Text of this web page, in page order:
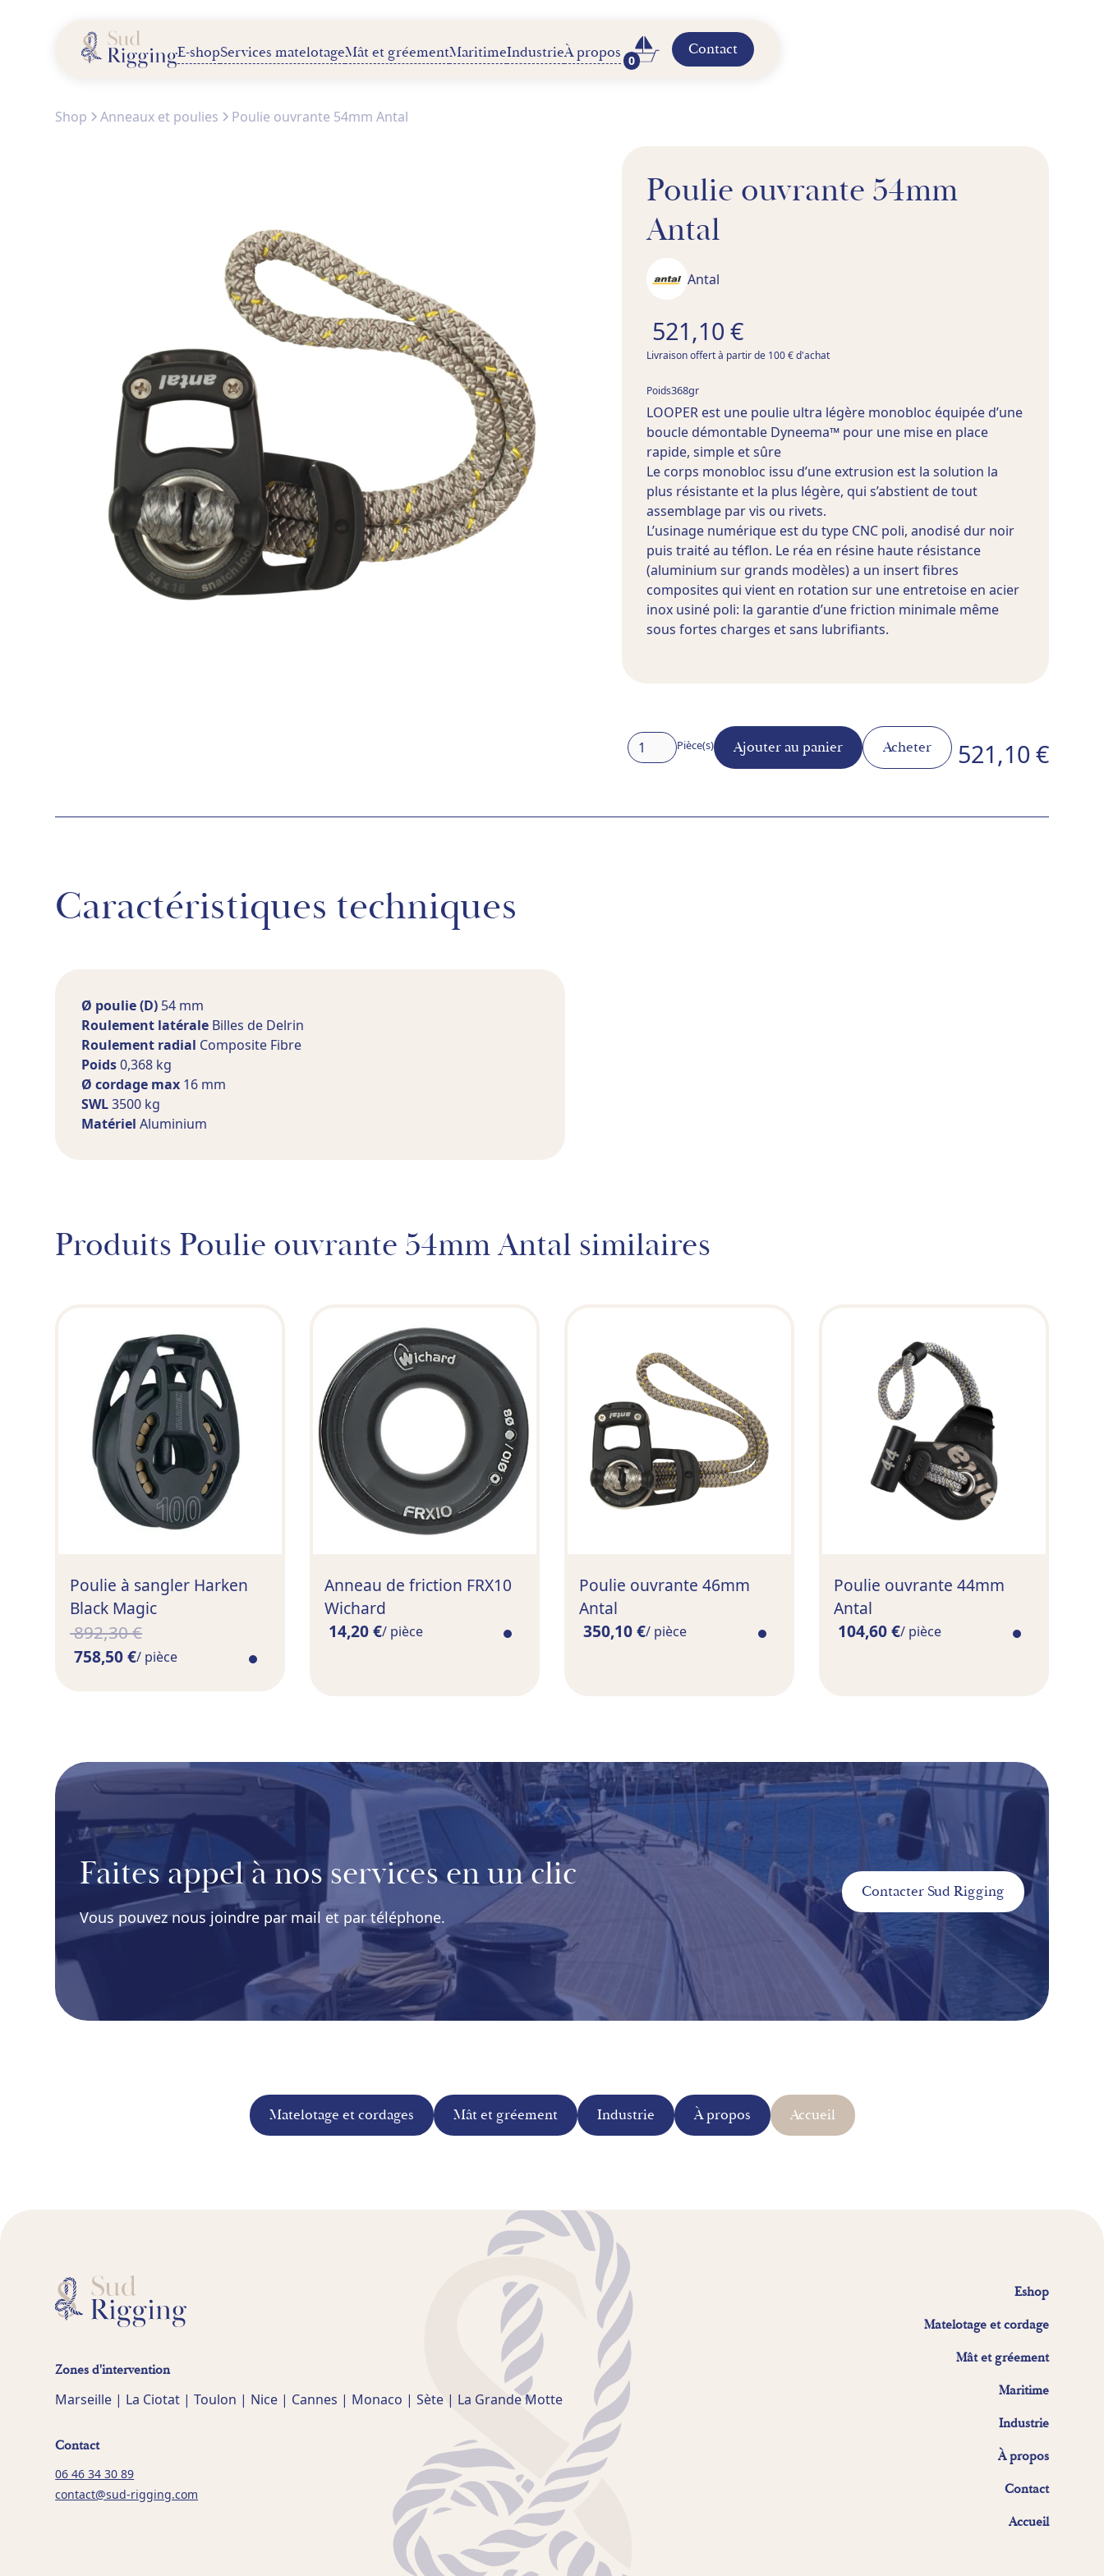
E-shopServices matelotageMât et gréementMaritimeIndustrieÀ propos 0
Contact
Shop Anneaux et poulies Poulie ouvrante 54mm Antal
Poulie ouvrante 54mm
Antal
Antal
521,10 €
Livraison offert à partir de 100 € d'achat
Poids368gr
LOOPER est une poulie ultra légère monobloc équipée d’une
boucle démontable Dyneema™ pour une mise en place
rapide, simple et sûre
Le corps monobloc issu d’une extrusion est la solution la
plus résistante et la plus légère, qui s’abstient de tout
assemblage par vis ou rivets.
L’usinage numérique est du type CNC poli, anodisé dur noir
puis traité au téflon. Le réa en résine haute résistance
(aluminium sur grands modèles) a un insert fibres
composites qui vient en rotation sur une entretoise en acier
inox usiné poli: la garantie d’une friction minimale même
sous fortes charges et sans lubrifiants.
Pièce(s) Acheter 521,10 €
Caractéristiques techniques
Ø poulie (D) 54 mm
Roulement latérale Billes de Delrin
Roulement radial Composite Fibre
Poids0,368 kg
Ø cordage max 16 mm
SWL3500 kg
MatérielAluminium
Produits Poulie ouvrante 54mm Antal similaires
Poulie à sangler Harken
Black Magic
892,30 €
758,50 €/ pièce
Anneau de friction FRX10
Wichard
14,20 €/ pièce
Poulie ouvrante 46mm
Antal
350,10 €/ pièce
Poulie ouvrante 44mm
Antal
104,60 €/ pièce
Faites appel à nos services en un clic
Vous pouvez nous joindre par mail et par téléphone.
Contacter Sud Rigging
Matelotage et cordages Mât et gréement Industrie À propos Accueil
Zones d'intervention
Marseille | La Ciotat | Toulon | Nice | Cannes | Monaco | Sète | La Grande Motte
Contact
06 46 34 30 89
contact@sud-rigging.com
Eshop
Matelotage et cordage
Mât et gréement
Maritime
Industrie
À propos
Contact
Accueil